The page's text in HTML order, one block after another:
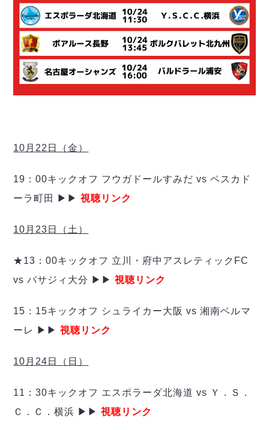
フウガドールすみだ
しながわシティ
立川アスレティックFC
ペスカドーラ町田
湘南ベルマーレ
バサジィ大分
選手の通算記録（Ｆ２）
マルバ水戸FC
Y．S．C．C．横浜
ヴィンセドール白山
デウソン神戸
ポルセイド浜田
10月22日（金）
19：00キックオフ フウガドールすみだ vs ペスカド
ーラ町田 ▶▶視聴リンク
10月23日（土）
★13：00キックオフ 立川・府中アスレティックFC
vs バサジィ大分 ▶▶視聴リンク
15：15キックオフ シュライカー大阪 vs 湘南ベルマ
ーレ ▶▶視聴リンク
10月24日（日）
11：30キックオフ エスポラーダ北海道 vs Ｙ．Ｓ．
Ｃ．Ｃ．横浜 ▶▶視聴リンク